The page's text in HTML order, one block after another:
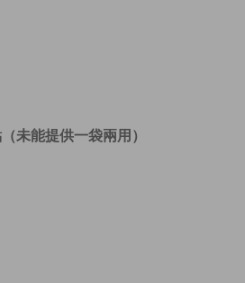
未能提供一袋兩用）